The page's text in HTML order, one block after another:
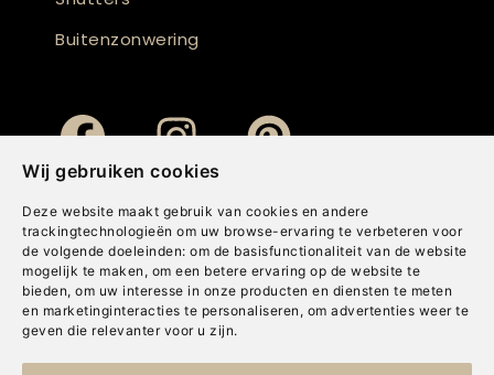
Wij gebruiken cookies
Deze website maakt gebruik van cookies en andere
trackingtechnologieën om uw browse-ervaring te verbeteren voor
de volgende doeleinden: om de basisfunctionaliteit van de website
mogelijk te maken , om een betere ervaring op de website te
bieden, om uw interesse in onze producten en diensten te meten
en marketinginteracties te personaliseren , om advertenties weer te
geven die relevanter voor u zijn.
Buitenzonwering